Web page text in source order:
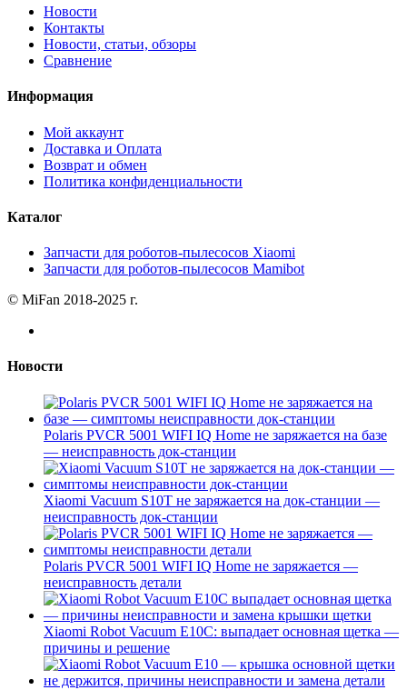
Новости
Контакты
Новости, статьи, обзоры
Сравнение
Информация
Мой аккаунт
Доставка и Оплата
Возврат и обмен
Политика конфиденциальности
Каталог
Запчасти для роботов-пылесосов Xiaomi
Запчасти для роботов-пылесосов Mamibot
© MiFan 2018-2025 г.
Новости
Polaris PVCR 5001 WIFI IQ Home не заряжается на базе
— неисправность док-станции
Xiaomi Vacuum S10T не заряжается на док-станции —
неисправность док-станции
Polaris PVCR 5001 WIFI IQ Home не заряжается —
неисправность детали
Xiaomi Robot Vacuum E10C: выпадает основная щетка —
причины и решение